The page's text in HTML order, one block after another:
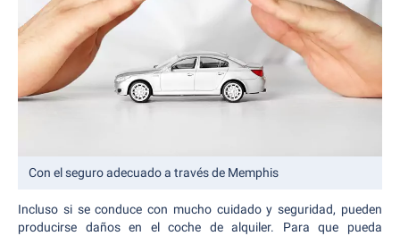
Con el seguro adecuado a través de Memphis
Incluso si se conduce con mucho cuidado y seguridad, pueden
producirse daños en el coche de alquiler. Para que pueda